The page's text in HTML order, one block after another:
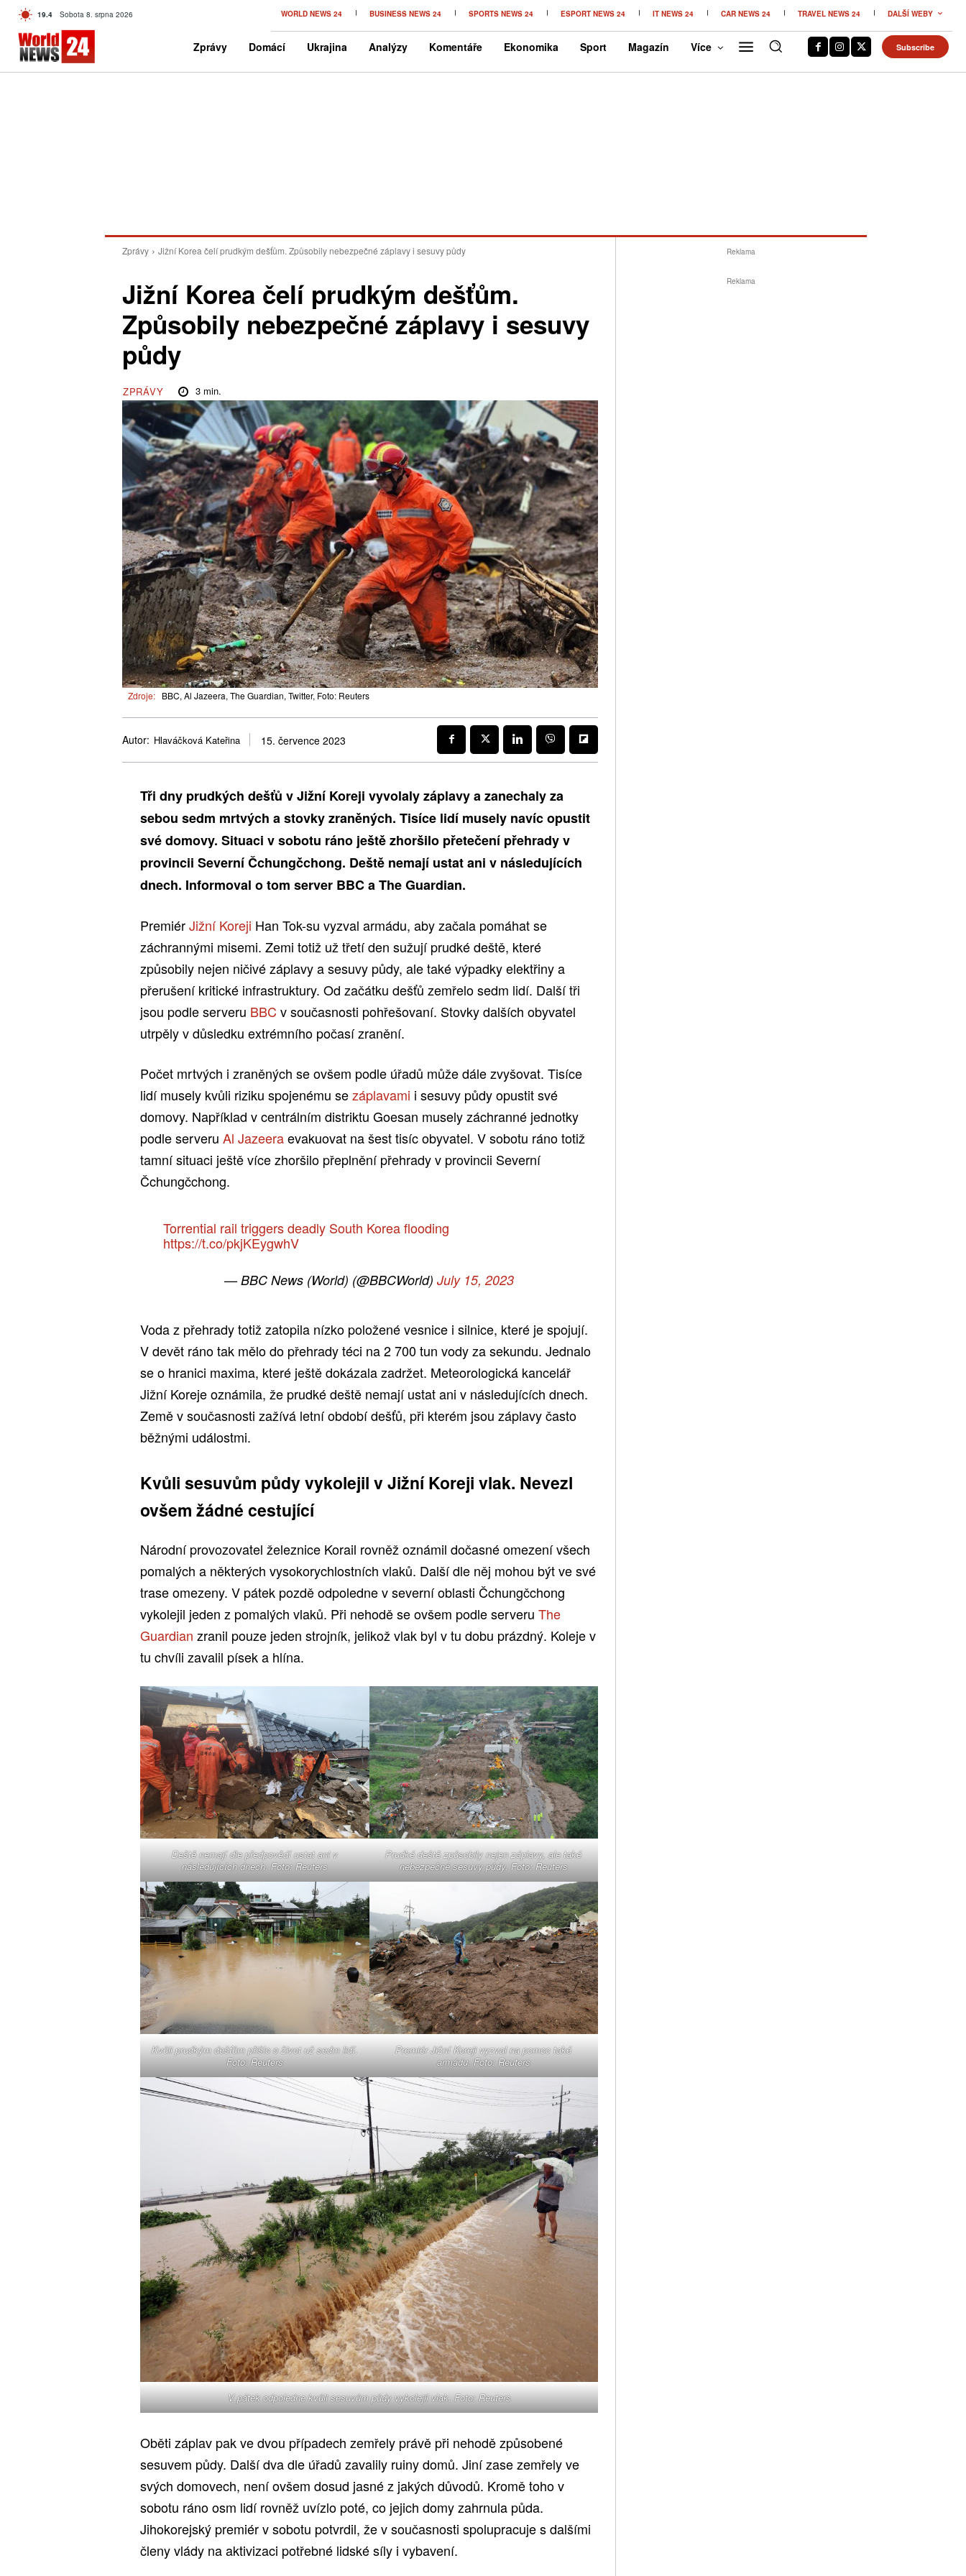
19.4 C Czech
Sobota 8. srpna 2026 WORLD NEWS 24 BUSINESS NEWS 24 SPORTS NEWS 24 ESPORT NEWS 24 IT NEWS 24 CAR NEWS 24 TRAVEL NEWS 24 DALŠÍ WEBY
Zprávy Domácí Ukrajina Analýzy Komentáře Ekonomika Sport Magazín Více Subscribe
Zprávy Jižní Korea čelí prudkým dešťům. Způsobily nebezpečné záplavy i sesuvy půdy
Jižní Korea čelí prudkým dešťům.
Způsobily nebezpečné záplavy i sesuvy
půdy
ZPRÁVY 3 min.
Zdroje: BBC, Al Jazeera, The Guardian, Twitter, Foto: Reuters
Autor: Hlaváčková Kateřina 15. července 2023
Tři dny prudkých dešťů v Jižní Koreji vyvolaly záplavy a zanechaly za
sebou sedm mrtvých a stovky zraněných. Tisíce lidí musely navíc opustit
své domovy. Situaci v sobotu ráno ještě zhoršilo přetečení přehrady v
provincii Severní Čchungčchong. Deště nemají ustat ani v následujících
dnech. Informoval o tom server BBC a The Guardian.
PremiérJižní Koreji Han Tok-su vyzval armádu, aby začala pomáhat se
záchrannými misemi. Zemi totiž už třetí den sužují prudké deště, které
způsobily nejen ničivé záplavy a sesuvy půdy, ale také výpadky elektřiny a
přerušení kritické infrastruktury. Od začátku dešťů zemřelo sedm lidí. Další tři
jsou podle serveru BBC v současnosti pohřešovaní. Stovky dalších obyvatel
utrpěly v důsledku extrémního počasí zranění.
Počet mrtvých i zraněných se ovšem podle úřadů může dále zvyšovat. Tisíce
lidí musely kvůli riziku spojenému sezáplavami i sesuvy půdy opustit své
domovy. Například v centrálním distriktu Goesan musely záchranné jednotky
podle serveru Al Jazeeraevakuovat na šest tisíc obyvatel. V sobotu ráno totiž
tamní situaci ještě více zhoršilo přeplnění přehrady v provincii Severní
Čchungčchong.
Torrential rail triggers deadly South Korea flooding
https://t.co/pkjKEygwhV
— BBC News (World) (@BBCWorld)July 15, 2023
Voda z přehrady totiž zatopila nízko položené vesnice i silnice, které je spojují.
V devět ráno tak mělo do přehrady téci na 2 700 tun vody za sekundu. Jednalo
se o hranici maxima, které ještě dokázala zadržet. Meteorologická kancelář
Jižní Koreje oznámila, že prudké deště nemají ustat ani v následujících dnech.
Země v současnosti zažívá letní období dešťů, při kterém jsou záplavy často
běžnými událostmi.
Kvůli sesuvům půdy vykolejil v Jižní Koreji vlak. Nevezl
ovšem žádné cestující
Národní provozovatel železnice Korail rovněž oznámil dočasné omezení všech
pomalých a některých vysokorychlostních vlaků. Další dle něj mohou být ve své
trase omezeny. V pátek pozdě odpoledne v severní oblasti Čchungčchong
vykolejil jeden z pomalých vlaků. Při nehodě se ovšem podle serveru The
Guardian zranil pouze jeden strojník, jelikož vlak byl v tu dobu prázdný. Koleje v
tu chvíli zavalil písek a hlína.
Deště nemají dle předpovědí ustat ani v
následujících dnech. Foto: Reuters
Prudké deště způsobily nejen záplavy, ale také
nebezpečné sesuvy půdy. Foto: Reuters
Kvůli prudkým dešťům přišlo o život už sedm lidí.
Foto: Reuters
Premiér Jižní Koreji vyzval na pomoc také
armádu. Foto: Reuters
V pátek odpoledne kvůli sesuvům půdy vykolejil vlak. Foto: Reuters
Oběti záplav pak ve dvou případech zemřely právě při nehodě způsobené
sesuvem půdy. Další dva dle úřadů zavalily ruiny domů. Jiní zase zemřely ve
svých domovech, není ovšem dosud jasné z jakých důvodů. Kromě toho v
sobotu ráno osm lidí rovněž uvízlo poté, co jejich domy zahrnula půda.
Jihokorejský premiér v sobotu potvrdil, že v současnosti spolupracuje s dalšími
členy vlády na aktivizaci potřebné lidské síly i vybavení.
Reklama
Reklama